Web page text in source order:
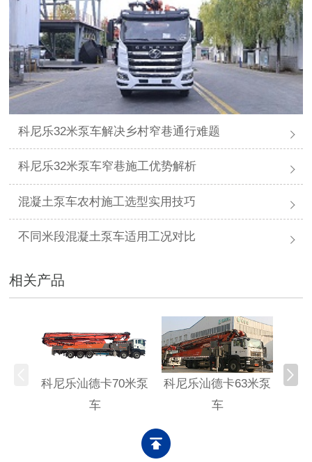
科尼乐32米泵车解决乡村窄巷通行难题
科尼乐32米泵车窄巷施工优势解析
混凝土泵车农村施工选型实用技巧
不同米段混凝土泵车适用工况对比
相关产品
科尼乐汕德卡70米泵
车
科尼乐汕德卡63米泵
车
科